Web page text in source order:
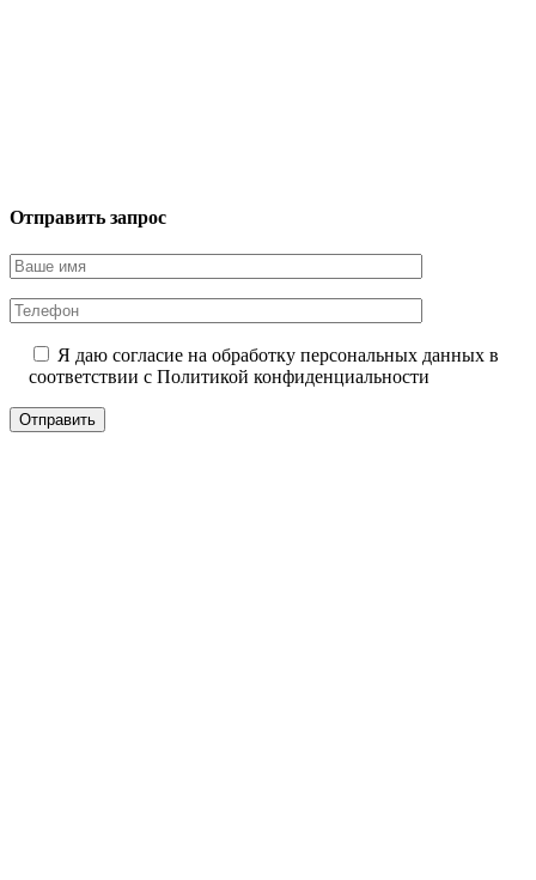
Отправить запрос
Я даю согласие на обработку персональных данных в
соответствии с Политикой конфиденциальности